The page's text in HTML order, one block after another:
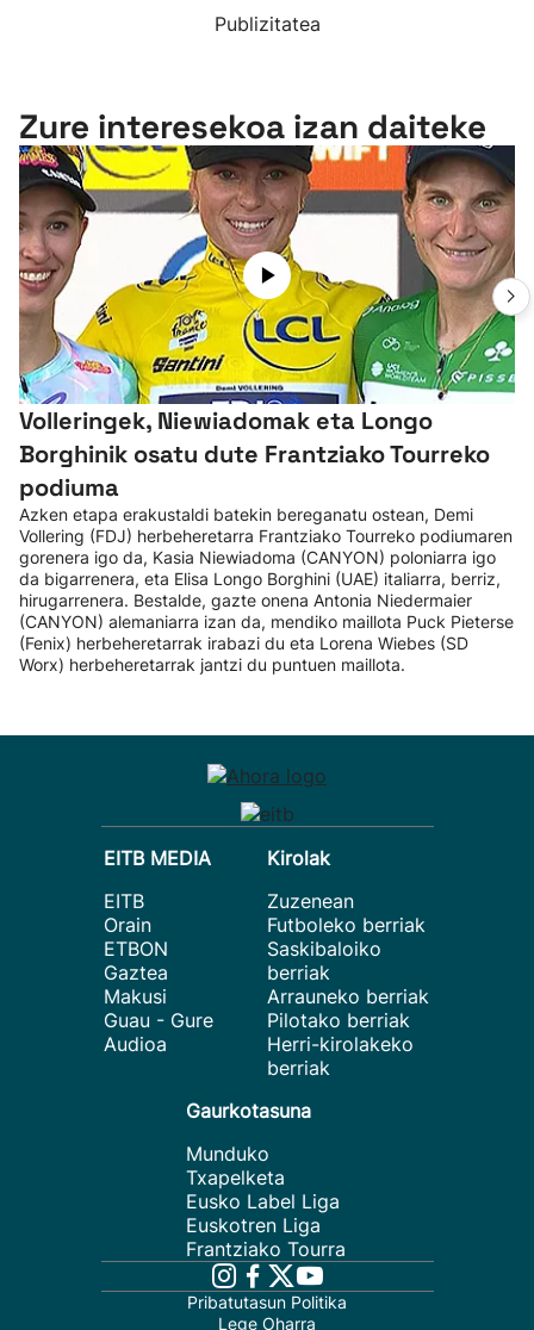
Publizitatea
Zure interesekoa izan daiteke
Volleringek, Niewiadomak eta Longo
Borghinik osatu dute Frantziako Tourreko
podiuma
Azken etapa erakustaldi batekin bereganatu ostean, Demi
Vollering (FDJ) herbeheretarra Frantziako Tourreko podiumaren
gorenera igo da, Kasia Niewiadoma (CANYON) poloniarra igo
da bigarrenera, eta Elisa Longo Borghini (UAE) italiarra, berriz,
hirugarrenera. Bestalde, gazte onena Antonia Niedermaier
(CANYON) alemaniarra izan da, mendiko maillota Puck Pieterse
(Fenix) herbeheretarrak irabazi du eta Lorena Wiebes (SD
Worx) herbeheretarrak jantzi du puntuen maillota.
EITB MEDIA
EITB
Orain
ETBON
Gaztea
Makusi
Guau - Gure
Audioa
Kirolak
Zuzenean
Futboleko berriak
Saskibaloiko
berriak
Arrauneko berriak
Pilotako berriak
Herri-kirolakeko
berriak
Gaurkotasuna
Munduko
Txapelketa
Eusko Label Liga
Euskotren Liga
Frantziako Tourra
Pribatutasun Politika
Lege Oharra